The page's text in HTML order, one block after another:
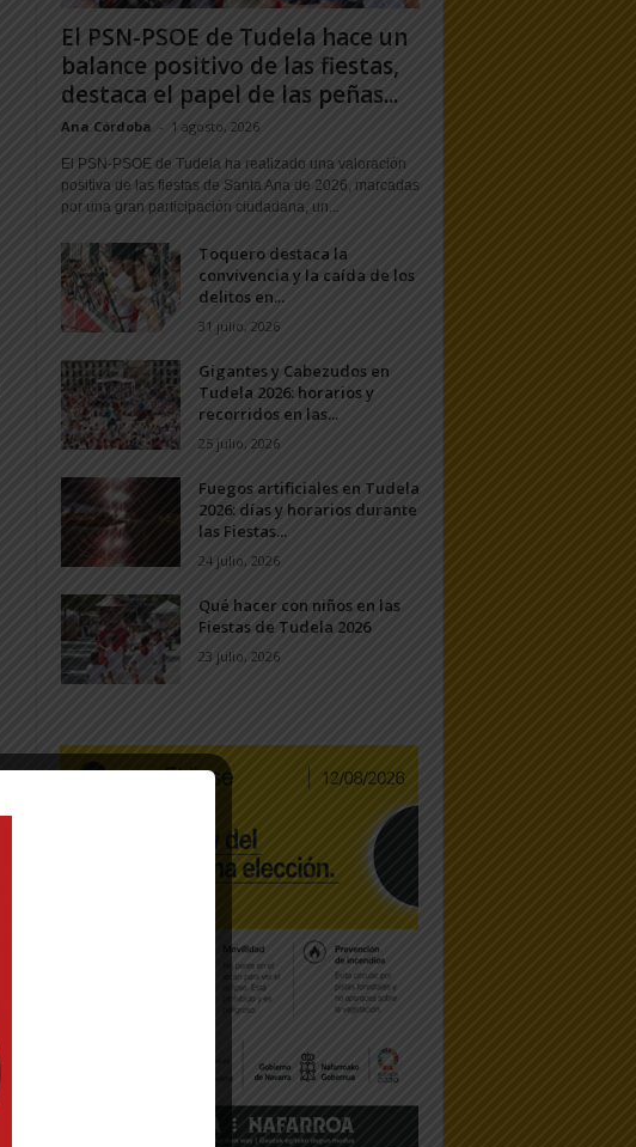
El PSN-PSOE de Tudela hace un
balance positivo de las fiestas,
destaca el papel de las peñas...
Ana Córdoba - 1 agosto, 2026
El PSN-PSOE de Tudela ha realizado una valoración
positiva de las fiestas de Santa Ana de 2026, marcadas
por una gran participación ciudadana, un...
Toquero destaca la
convivencia y la caída de los
delitos en...
31 julio, 2026
Gigantes y Cabezudos en
Tudela 2026: horarios y
recorridos en las...
25 julio, 2026
Fuegos artificiales en Tudela
2026: días y horarios durante
las Fiestas...
24 julio, 2026
Qué hacer con niños en las
Fiestas de Tudela 2026
23 julio, 2026